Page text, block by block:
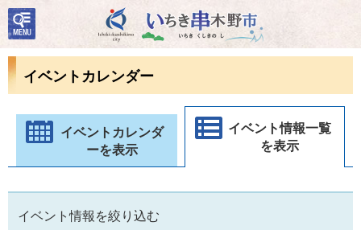
いちき串木野市
検
索・
共通
ューイベントカレンダー
イベントカレンダ
ーを表示
イベント情報一覧
を表示
イベント情報を絞り込む